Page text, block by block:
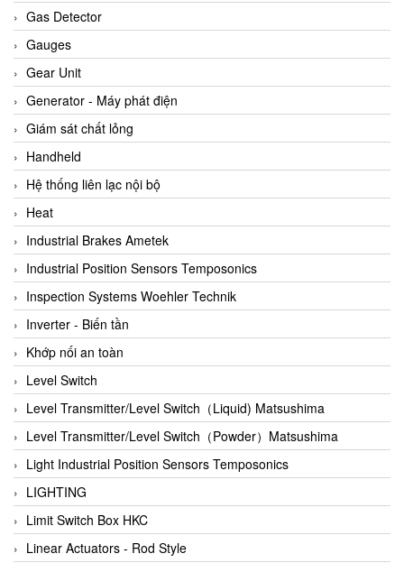
ARCA Regler
Arcos Hydraulik
Ardetem-Sfere-Vietnam
Argal
AS ENERGI
ASCO CO2
Asker
AT2E
ATC Pneumatic
ATEX System
ATI - IA
ATI (Analytical Technology Inc)
Atos
Atrax
Auma
Autec
Auto Flow
Automatic valve
Aventics
Avproglobal
Gas Detector
Gauges
Gear Unit
Generator - Máy phát điện
Giám sát chất lỏng
Handheld
Hệ thống liên lạc nội bộ
Heat
Industrial Brakes Ametek
Industrial Position Sensors Temposonics
Inspection Systems Woehler Technik
Inverter - Biến tần
Khớp nối an toàn
Level Switch
Level Transmitter/Level Switch（Liquid) Matsushima
Level Transmitter/Level Switch（Powder）Matsushima
Light Industrial Position Sensors Temposonics
LIGHTING
Limit Switch Box HKC
Linear Actuators - Rod Style